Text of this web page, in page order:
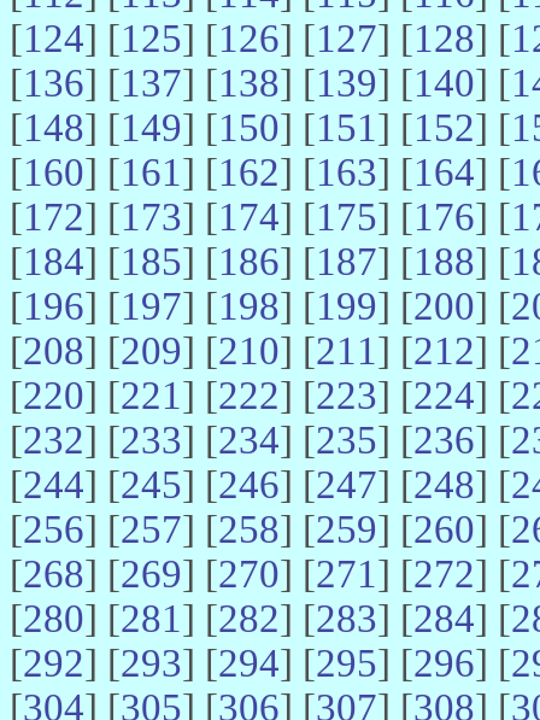
[124] [125] [126] [127] [128] [
[136] [137] [138] [139] [140] [
[148] [149] [150] [151] [152] [
[160] [161] [162] [163] [164] [
[172] [173] [174] [175] [176] [
[184] [185] [186] [187] [188] [
[196] [197] [198] [199] [200] [
[208] [209] [210] [211] [212] [
[220] [221] [222] [223] [224] [
[232] [233] [234] [235] [236] [
[244] [245] [246] [247] [248] [
[256] [257] [258] [259] [260] [
[268] [269] [270] [271] [272] [
[280] [281] [282] [283] [284] [
[292] [293] [294] [295] [296] [
[304] [305] [306] [307] [308] [